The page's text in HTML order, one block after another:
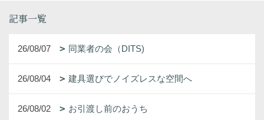
記事一覧
26/08/07 同業者の会（DITS)
26/08/04 建具選びでノイズレスな空間へ
26/08/02 お引渡し前のおうち